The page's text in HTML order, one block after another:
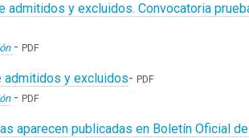
admitidos y excluidos. Convocatoria
- PDF
admitidos y excluidos- PDF
- PDF
aparecen publicadas en Boletín Oficial